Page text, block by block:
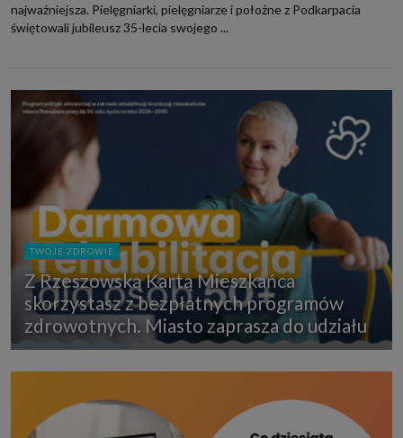
najważniejsza. Pielęgniarki, pielęgniarze i położne z Podkarpacia
świętowali jubileusz 35-lecia swojego ...
TWOJE ZDROWIE
Z Rzeszowską Kartą Mieszkańca
skorzystasz z bezpłatnych programów
zdrowotnych. Miasto zaprasza do udziału